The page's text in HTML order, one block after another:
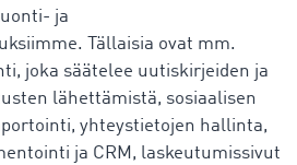
ja
Tällaisia ovat mm.
joka säätelee uutiskirjeiden ja
lähettämistä, sosiaalisen
yhteystietojen hallinta,
ja CRM, laskeutumissivut